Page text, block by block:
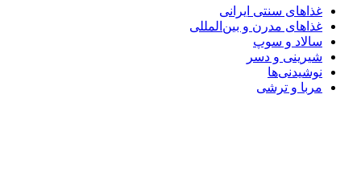
غذاهای سنتی ایرانی
غذاهای مدرن و بین‌المللی
سالاد و سوپ
شیرینی و دسر
نوشیدنی‌ها
مربا و ترشی